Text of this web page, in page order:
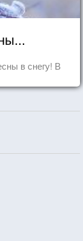
в снегу! В